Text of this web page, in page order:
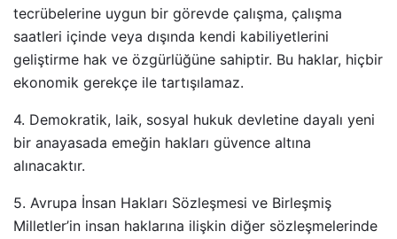
tecrübelerine uygun bir görevde çalışma, çalışma
saatleri içinde veya dışında kendi kabiliyetlerini
geliştirme hak ve özgürlüğüne sahiptir. Bu haklar, hiçbir
ekonomik gerekçe ile tartışılamaz.
4. Demokratik, laik, sosyal hukuk devletine dayalı yeni
bir anayasada emeğin hakları güvence altına
alınacaktır.
5. Avrupa İnsan Hakları Sözleşmesi ve Birleşmiş
Milletler’in insan haklarına ilişkin diğer sözleşmelerinde